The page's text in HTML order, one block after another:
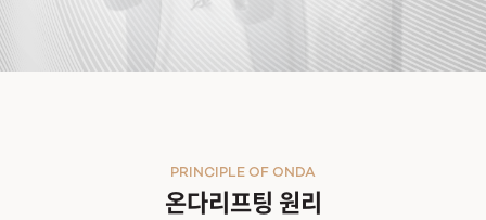
PRINCIPLE OF ONDA
온다리프팅 원리